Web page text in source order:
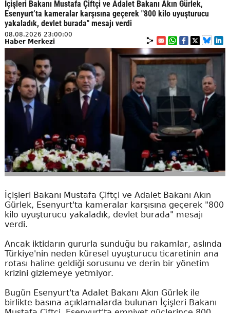
İçişleri Bakanı Mustafa Çiftçi ve Adalet Bakanı Akın Gürlek,
Esenyurt’ta kameralar karşısına geçerek "800 kilo uyuşturucu
yakaladık, devlet burada" mesajı verdi
08.08.2026 23:00:00
Haber Merkezi
İçişleri Bakanı Mustafa Çiftçi ve Adalet Bakanı Akın
Gürlek, Esenyurt'ta kameralar karşısına geçerek "800
kilo uyuşturucu yakaladık, devlet burada" mesajı
verdi.
Ancak iktidarın gururla sunduğu bu rakamlar, aslında
Türkiye'nin neden küresel uyuşturucu ticaretinin ana
rotası haline geldiği sorusunu ve derin bir yönetim
krizini gizlemeye yetmiyor.
Bugün Esenyurt'ta Adalet Bakanı Akın Gürlek ile
birlikte basına açıklamalarda bulunan İçişleri Bakanı